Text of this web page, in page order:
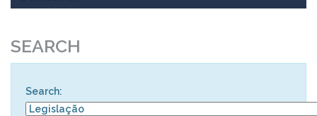
SEARCH
Search: